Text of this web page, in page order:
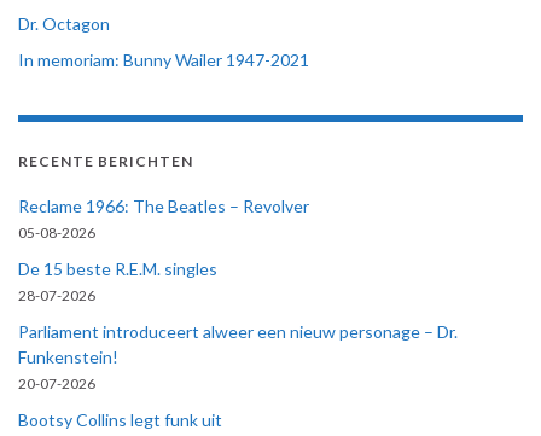
Dr. Octagon
In memoriam: Bunny Wailer 1947-2021
RECENTE BERICHTEN
Reclame 1966: The Beatles – Revolver
05-08-2026
De 15 beste R.E.M. singles
28-07-2026
Parliament introduceert alweer een nieuw personage – Dr.
Funkenstein!
20-07-2026
Bootsy Collins legt funk uit